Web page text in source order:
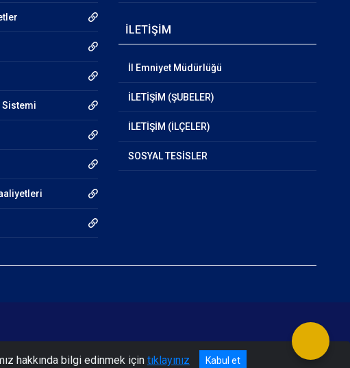
Sistemi
İLETİŞİM
İl Emniyet Müdürlüğü
İLETİŞİM (ŞUBELER)
İLETİŞİM (İLÇELER)
SOSYAL TESİSLER
hakkında bilgi edinmek için tıklayınız Kabul et